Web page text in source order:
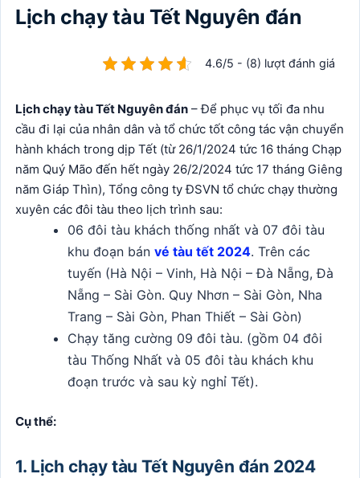
Lịch chạy tàu Tết Nguyên đán
4.6/5 - (8) lượt đánh giá
Lịch chạy tàu Tết Nguyên đán – Để phục vụ tối đa nhu
cầu đi lại của nhân dân và tổ chức tốt công tác vận chuyển
hành khách trong dịp Tết (từ 26/1/2024 tức 16 tháng Chạp
năm Quý Mão đến hết ngày 26/2/2024 tức 17 tháng Giêng
năm Giáp Thìn), Tổng công ty ĐSVN tổ chức chạy thường
xuyên các đôi tàu theo lịch trình sau:
06 đôi tàu khách thống nhất và 07 đôi tàu
khu đoạn bánvé tàu tết 2024. Trên các
tuyến (Hà Nội – Vinh, Hà Nội – Đà Nẵng, Đà
Nẵng – Sài Gòn. Quy Nhơn – Sài Gòn, Nha
Trang – Sài Gòn, Phan Thiết – Sài Gòn)
Chạy tăng cường 09 đôi tàu. (gồm 04 đôi
tàu Thống Nhất và 05 đôi tàu khách khu
đoạn trước và sau kỳ nghỉ Tết).
Cụ thể:
1. Lịch chạy tàu Tết Nguyên đán 2024